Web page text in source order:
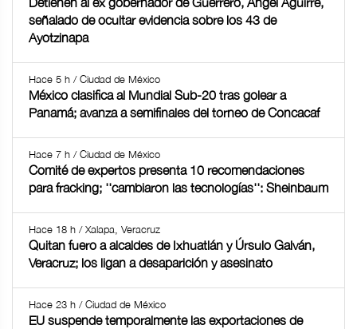
señalado de ocultar evidencia sobre los 43 de
Ayotzinapa
Hace 5 h / Ciudad de México
México clasifica al Mundial Sub-20 tras golear a
Panamá; avanza a semifinales del torneo de Concacaf
Hace 7 h / Ciudad de México
Comité de expertos presenta 10 recomendaciones
para fracking; ''cambiaron las tecnologías'': Sheinbaum
Hace 18 h / Xalapa, Veracruz
Quitan fuero a alcaldes de Ixhuatlán y Úrsulo Galván,
Veracruz; los ligan a desaparición y asesinato
Hace 23 h / Ciudad de México
EU suspende temporalmente las exportaciones de